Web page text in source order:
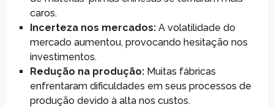
caros.
Incerteza nos mercados:A volatilidade do
mercado aumentou, provocando hesitação nos
investimentos.
Redução na produção:Muitas fábricas
enfrentaram dificuldades em seus processos de
produção devido à alta nos custos.